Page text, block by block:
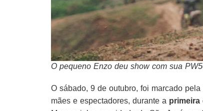
O pequeno Enzo deu show com sua
O sábado, 9 de outubro, foi marcado
mães e espectadores, durante a primeira